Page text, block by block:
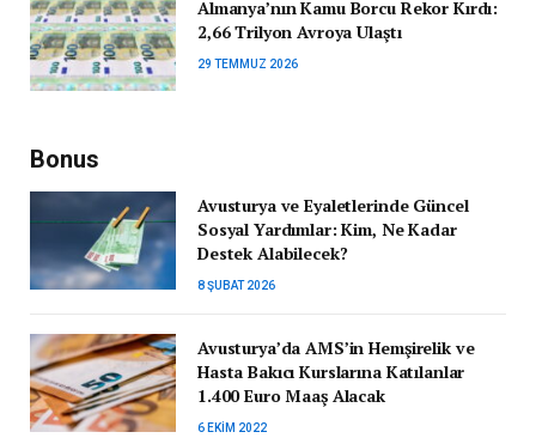
Almanya’nın Kamu Borcu Rekor Kırdı:
2,66 Trilyon Avroya Ulaştı
29 TEMMUZ 2026
Bonus
Avusturya ve Eyaletlerinde Güncel
Sosyal Yardımlar: Kim, Ne Kadar
Destek Alabilecek?
8 ŞUBAT 2026
Avusturya’da AMS’in Hemşirelik ve
Hasta Bakıcı Kurslarına Katılanlar
1.400 Euro Maaş Alacak
6 EKIM 2022